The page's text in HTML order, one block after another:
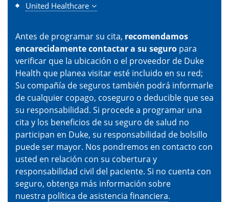
United Healthcare
Antes de programar su cita, recomendamos
encarecidamente contactar a su seguro para
verificar que la ubicación o el proveedor de Duke
Health que planea visitar esté incluido en su red;
Su compañía de seguros también podrá informarle
de cualquier copago, coseguro o deducible que sea
su responsabilidad. Si procede a programar una
cita y los beneficios de su seguro de salud no
participan en Duke, su responsabilidad de bolsillo
puede ser mayor. Nos pondremos en contacto con
usted en relación con su cobertura y
responsabilidad civil del paciente. Si no cuenta con
seguro, obtenga más información sobre
nuestra política de asistencia financiera.